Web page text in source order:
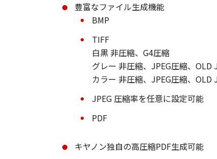
豊富なファイル生成機能
BMP
TIFF
白黒 非圧縮、G4圧縮
グレー 非圧縮、JPEG圧縮、OLD
カラー 非圧縮、JPEG圧縮、OLD
JPEG 圧縮率を任意に設定可能
PDF
キヤノン独自の高圧縮PDF生成可能